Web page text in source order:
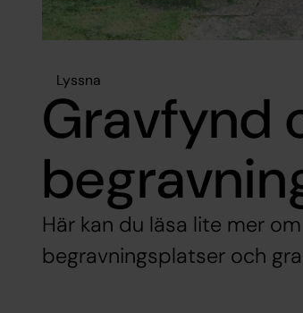
Lyssna
Gravfynd
Här kan du läsa lite mer
begravningsplatser och